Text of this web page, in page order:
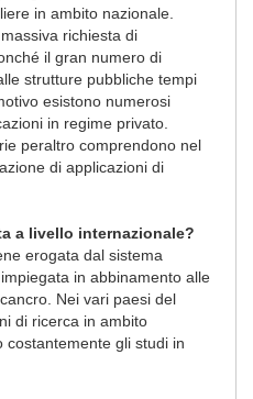
in ambito nazionale.
richiesta di
il gran numero di
strutture pubbliche tempi
esistono numerosi
in regime privato.
peraltro comprendono nel
di applicazioni di
a livello internazionale?
erogata dal sistema
in abbinamento alle
Nei vari paesi del
di ricerca in ambito
costantemente gli studi in